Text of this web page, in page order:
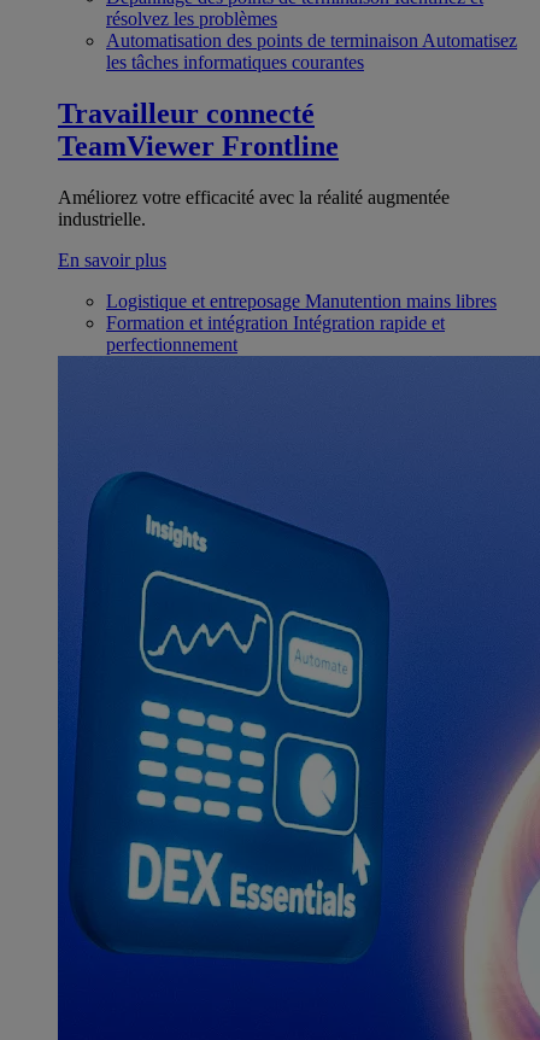
résolvez les problèmes
Automatisation des points de terminaison Automatisez
les tâches informatiques courantes
Travailleur connecté
TeamViewer Frontline
Améliorez votre efficacité avec la réalité augmentée
industrielle.
En savoir plus
Logistique et entreposage Manutention mains libres
Formation et intégration Intégration rapide et
perfectionnement